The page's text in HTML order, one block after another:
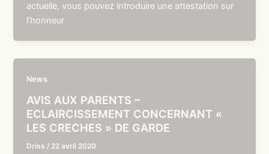
actuelle, vous pouvez introduire une attestation sur
l’honneur
News
AVIS AUX PARENTS –
ECLAIRCISSEMENT CONCERNANT «
LES CRECHES » DE GARDE
Driss / 22 avril 2020